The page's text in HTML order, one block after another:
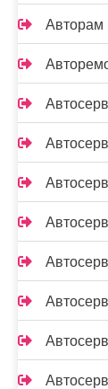
Авторам